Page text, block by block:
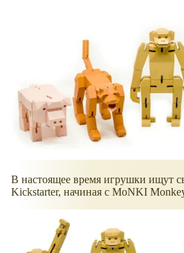
В настоящее время игрушки ищут
Kickstarter, начиная с MoNKI